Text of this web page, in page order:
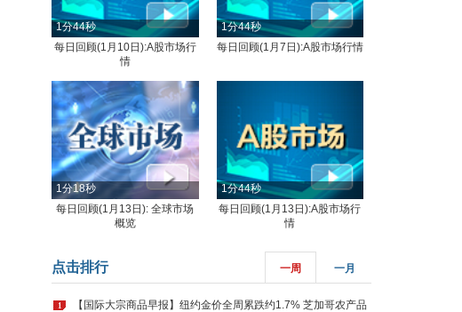
1分44秒
每日回顾(1月10日):A股市场行
情
1分44秒
每日回顾(1月7日):A股市场行情
1分18秒
每日回顾(1月13日): 全球市场
概览
1分44秒
每日回顾(1月13日):A股市场行
情
点击排行 一周 一月
1 【国际大宗商品早报】纽约金价全周累跌约1.7% 芝加哥农产品